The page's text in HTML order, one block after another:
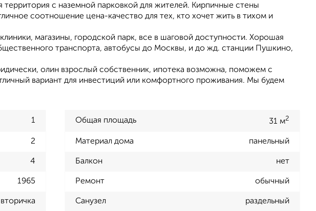
с наземной парковкой для жителей. Кирпичные стены
соотношение цена-качество для тех, кто хочет жить в тихом и
магазины, городской парк, все в шаговой доступности. Хорошая
транспорта, автобусы до Москвы, и до жд. станции Пушкино,
олин взрослый собственник, ипотека возможна, поможем с
вариант для инвестиций или комфортного проживания. Мы будем
1 Общая площадь 31 м2
2 Материал дома панельный
4 Балкон нет
1965 Ремонт обычный
вторичка Санузел раздельный